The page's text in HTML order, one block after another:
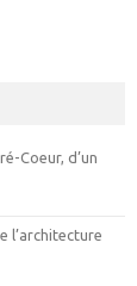
Coeur, d’un
l’architecture